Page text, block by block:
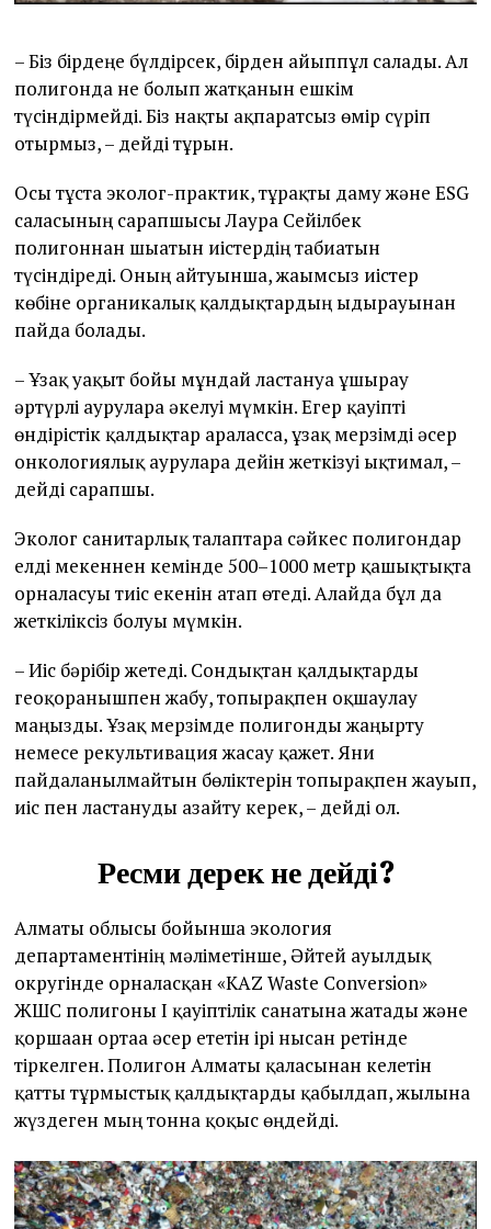
– Біз бірдеңе бүлдірсек, бірден айыппұл салады. Ал
полигонда не болып жатқанын ешкім
түсіндірмейді. Біз нақты ақпаратсыз өмір сүріп
отырмыз, – дейді тұрғын.
Осы тұста эколог-практик, тұрақты даму және ESG
саласының сарапшысы Лаура Сейілбек
полигоннан шығатын иістердің табиғатын
түсіндіреді. Оның айтуынша, жағымсыз иістер
көбіне органикалық қалдықтардың ыдырауынан
пайда болады.
– Ұзақ уақыт бойы мұндай ластануға ұшырау
әртүрлі ауруларға әкелуі мүмкін. Егер қауіпті
өндірістік қалдықтар араласса, ұзақ мерзімді әсер
онкологиялық ауруларға дейін жеткізуі ықтимал, –
дейді сарапшы.
Эколог санитарлық талаптарға сәйкес полигондар
елді мекеннен кемінде 500–1000 метр қашықтықта
орналасуы тиіс екенін атап өтеді. Алайда бұл да
жеткіліксіз болуы мүмкін.
– Иіс бәрібір жетеді. Сондықтан қалдықтарды
геоқорғанышпен жабу, топырақпен оқшаулау
маңызды. Ұзақ мерзімде полигонды жаңғырту
немесе рекультивация жасау қажет. Яғни
пайдаланылмайтын бөліктерін топырақпен жауып,
иіс пен ластануды азайту керек, – дейді ол.
Ресми дерек не дейді?
Алматы облысы бойынша экология
департаментінің мәліметінше, Әйтей ауылдық
округінде орналасқан «KAZ Waste Conversion»
ЖШС полигоны I қауіптілік санатына жатады және
қоршаған ортаға әсер ететін ірі нысан ретінде
тіркелген. Полигон Алматы қаласынан келетін
қатты тұрмыстық қалдықтарды қабылдап, жылына
жүздеген мың тонна қоқыс өңдейді.